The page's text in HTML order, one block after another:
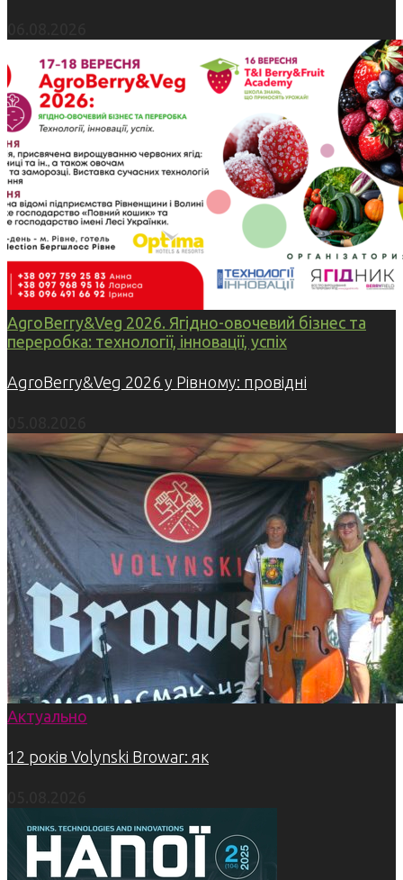
AgroBerry&Veg 2026. Ягідно-овочевий бізнес та
переробка: технології, інновації, успіх
AgroBerry&Veg 2026 у Рівному: провідні
Актуально
12 років Volynski Browar: як